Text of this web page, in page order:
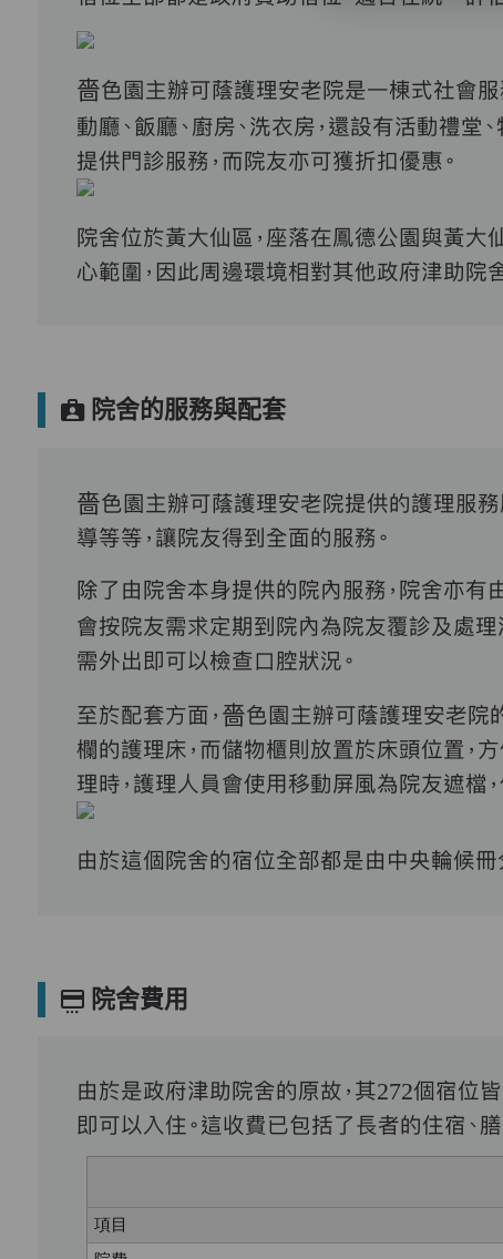
嗇色園主辦可蔭護理安老院是一棟式社會
動廳、飯廳、廚房、洗衣房，還設有活動禮
提供門診服務，而院友亦可獲折扣優惠。
院舍位於黃大仙區，座落在鳳德公園與黃大
心範圍，因此周邊環境相對其他政府津助院
院舍的服務與配套
嗇色園主辦可蔭護理安老院提供的護理服
導等等，讓院友得到全面的服務。
除了由院舍本身提供的院內服務，院舍亦有
會按院友需求定期到院內為院友覆診及處理
需外出即可以檢查口腔狀況。
至於配套方面，嗇色園主辦可蔭護理安老院
欄的護理床，而儲物櫃則放置於床頭位置，
理時，護理人員會使用移動屏風為院友遮檔
由於這個院舍的宿位全部都是由中央輪候
院舍費用
由於是政府津助院舍的原故，其272個宿位
即可以入住。這收費已包括了長者的住宿、
項目